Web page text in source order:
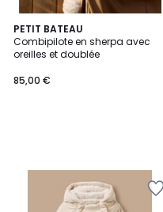
PETIT BATEAU
Combipilote en sherpa avec
oreilles et doublée
85,00 €